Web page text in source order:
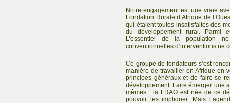
Notre engagement est une vraie
Fondation Rurale d’Afrique de
qui étaient toutes insatisfaites des
du développement rural. Parmi
L’essentiel de la population
conventionnelles d’interventions ne
Ce groupe de fondateurs s’est
manière de travailler en Afrique en
principes généraux et de faire se
développement. Faire émerger une
mêmes : la FRAO est née de ce
pouvoir les impliquer. Mais